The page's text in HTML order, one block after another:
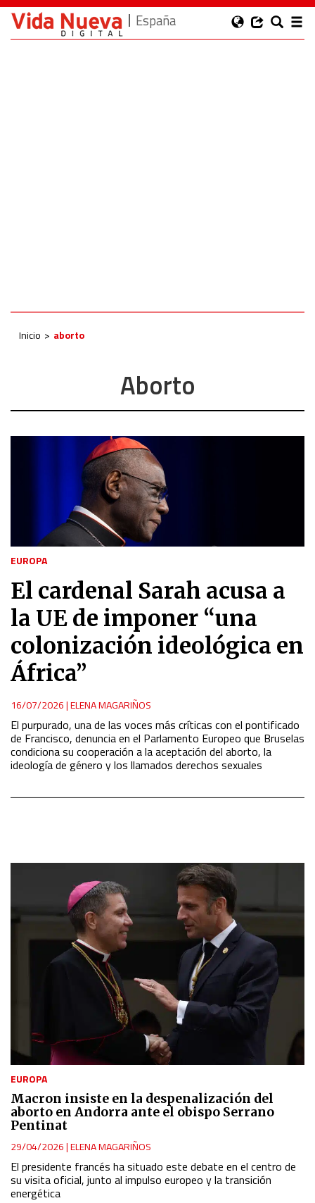
España
Inicio aborto
Aborto
EUROPA
El cardenal Sarah acusa a
la UE de imponer “una
colonización ideológica en
África”
16/07/2026|ELENA MAGARIÑOS
El purpurado, una de las voces más críticas con el pontificado
de Francisco, denuncia en el Parlamento Europeo que Bruselas
condiciona su cooperación a la aceptación del aborto, la
ideología de género y los llamados derechos sexuales
EUROPA
Macron insiste en la despenalización del
aborto en Andorra ante el obispo Serrano
Pentinat
29/04/2026|ELENA MAGARIÑOS
El presidente francés ha situado este debate en el centro de
su visita oficial, junto al impulso europeo y la transición
energética